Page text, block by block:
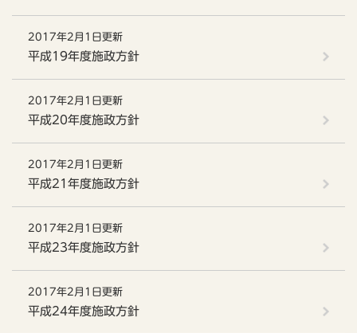
2017年2月1日更新
平成19年度施政方針
2017年2月1日更新
平成20年度施政方針
2017年2月1日更新
平成21年度施政方針
2017年2月1日更新
平成23年度施政方針
2017年2月1日更新
平成24年度施政方針